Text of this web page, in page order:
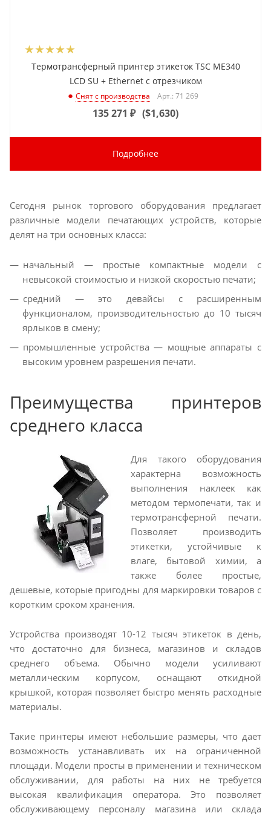
Термотрансферный принтер этикеток TSC ME340
LCD SU + Ethernet с отрезчиком
Снят с производства Арт.: 71 269
135 271 ₽ ($1,630)
Подробнее
Сегодня рынок торгового оборудования предлагает
различные модели печатающих устройств, которые
делят на три основных класса:
начальный — простые компактные модели с
невысокой стоимостью и низкой скоростью печати;
средний — это девайсы с расширенным
функционалом, производительностью до 10 тысяч
ярлыков в смену;
промышленные устройства — мощные аппараты с
высоким уровнем разрешения печати.
Преимущества принтеров
среднего класса
Для такого оборудования
характерна возможность
выполнения наклеек как
методом термопечати, так и
термотрансферной печати.
Позволяет производить
этикетки, устойчивые к
влаге, бытовой химии, а
также более простые,
дешевые, которые пригодны для маркировки товаров с
коротким сроком хранения.
Устройства производят 10-12 тысяч этикеток в день,
что достаточно для бизнеса, магазинов и складов
среднего объема. Обычно модели усиливают
металлическим корпусом, оснащают откидной
крышкой, которая позволяет быстро менять расходные
материалы.
Такие принтеры имеют небольшие размеры, что дает
возможность устанавливать их на ограниченной
площади. Модели просты в применении и техническом
обслуживании, для работы на них не требуется
высокая квалификация оператора. Это позволяет
обслуживающему персоналу магазина или склада